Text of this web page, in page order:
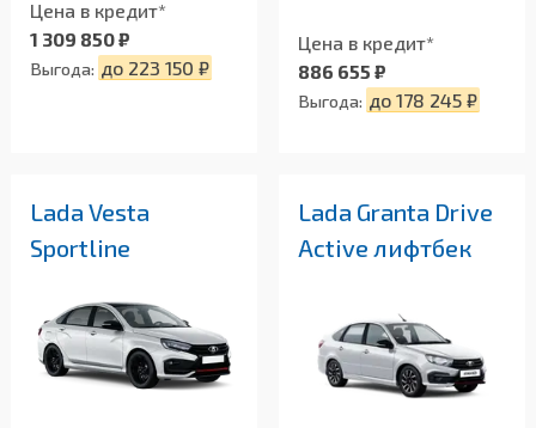
Цена в кредит*
1 309 850 ₽
Выгода: до 223 150 ₽
Цена в кредит*
886 655 ₽
Выгода: до 178 245 ₽
Lada Vesta
Sportline
Lada Granta Drive
Active лифтбек